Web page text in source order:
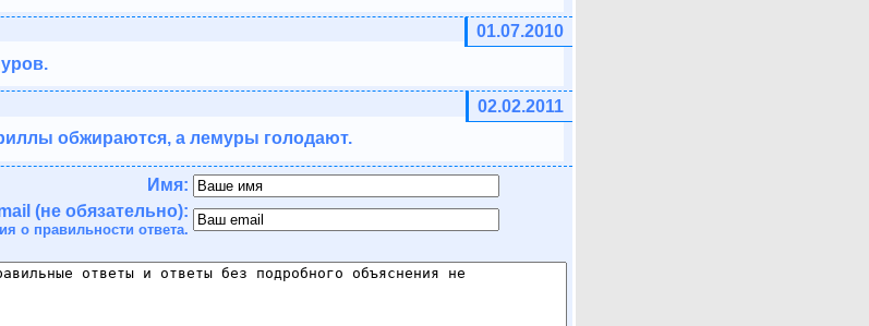
01.07.2010
02.02.2011
обжираются, а лемуры голодают.
Имя:
(не обязательно):
о правильности ответа.